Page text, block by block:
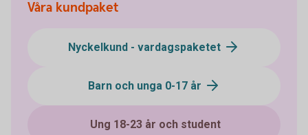
Våra kundpaket
Nyckelkund - vardagspaketet
Barn och unga 0-17 år
Ung 18-23 år och student